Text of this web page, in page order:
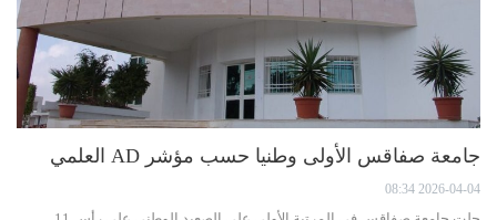
جامعة صفاقس الأولى وطنيا حسب مؤشر AD العلمي
2026-04-04 08:34